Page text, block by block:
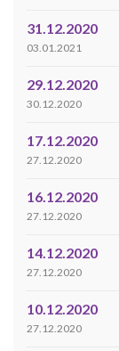
31.12.2020
03.01.2021
29.12.2020
30.12.2020
17.12.2020
27.12.2020
16.12.2020
27.12.2020
14.12.2020
27.12.2020
10.12.2020
27.12.2020